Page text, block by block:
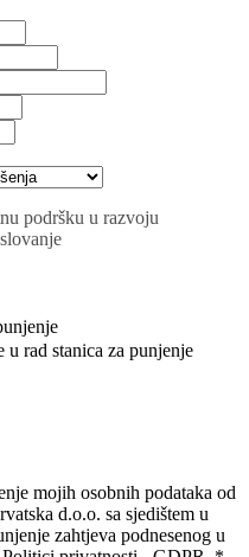
podršku u razvoju
rad stanica za punjenje
mojih osobnih podataka od
d.o.o. sa sjedištem u
zahtjeva podnesenog u